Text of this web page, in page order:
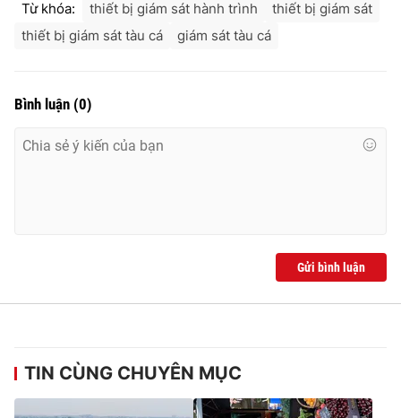
® Cấm sao chép dưới mọi hình thức nếu không có sự chấp
Từ khóa: thiết bị giám sát hành trình
thiết bị giám sát
thiết bị giám sát tàu cá
giám sát tàu cá
Bình luận (0)
Gửi bình luận
TIN CÙNG CHUYÊN MỤC